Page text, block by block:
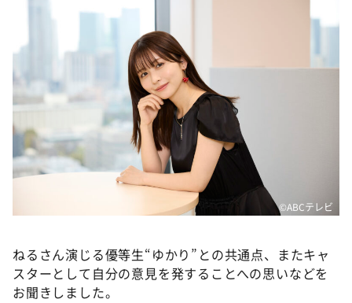
朝だ！生です旅サラダ
教えて！ニュースライブ 正義のミカタ
ＬＩＦＥ～夢のカタチ～
新婚さんいらっしゃい！
ポツンと一軒家
ザキ山小屋本館
ぺこぱのまるスポ
©️ABCテレビ
ねるさん演じる優等生“ゆかり”との共通点、またキャ
スターとして自分の意見を発することへの思いなどを
お聞きしました。